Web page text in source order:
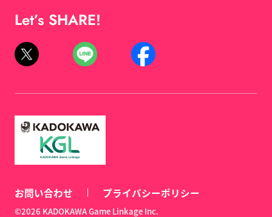
Let’s SHARE!
お問い合わせ プライバシーポリシー
©2026 KADOKAWA Game Linkage Inc.